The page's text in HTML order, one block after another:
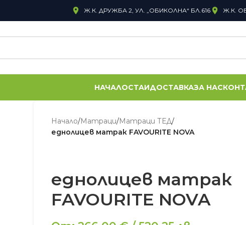
Ж.К. ДРУЖБА 2, УЛ. „ОБИКОЛНА“ БЛ.616 Ж.К.
НАЧАЛОСТАИДОСТАВКАЗА НАС
Начало/Матраци/Матраци ТЕД/
еднолицев матрак FAVOURITE NOVA
еднолицев матрак
FAVOURITE NOVA